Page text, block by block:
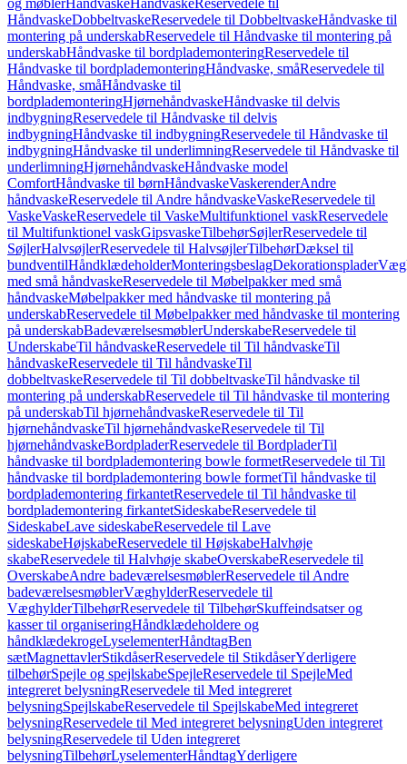
og møblerHåndvaskeHåndvaskeReservedele til
HåndvaskeDobbeltvaskeReservedele til DobbeltvaskeHåndvaske til
montering på underskabReservedele til Håndvaske til montering på
underskabHåndvaske til bordplademonteringReservedele til
Håndvaske til bordplademonteringHåndvaske, småReservedele til
Håndvaske, småHåndvaske til
bordplademonteringHjørnehåndvaskeHåndvaske til delvis
indbygningReservedele til Håndvaske til delvis
indbygningHåndvaske til indbygningReservedele til Håndvaske til
indbygningHåndvaske til underlimningReservedele til Håndvaske til
underlimningHjørnehåndvaskeHåndvaske model
ComfortHåndvaske til børnHåndvaskeVaskerenderAndre
håndvaskeReservedele til Andre håndvaskeVaskeReservedele til
VaskeVaskeReservedele til VaskeMultifunktionel vaskReservedele
til Multifunktionel vaskGipsvaskeTilbehørSøjlerReservedele til
SøjlerHalvsøjlerReservedele til HalvsøjlerTilbehørDæksel til
bundventilHåndklædeholderMonteringsbeslagDekorationsplader
med små håndvaskeReservedele til Møbelpakker med små
håndvaskeMøbelpakker med håndvaske til montering på
underskabReservedele til Møbelpakker med håndvaske til montering
på underskabBadeværelsesmøblerUnderskabeReservedele til
UnderskabeTil håndvaskeReservedele til Til håndvaskeTil
håndvaskeReservedele til Til håndvaskeTil
dobbeltvaskeReservedele til Til dobbeltvaskeTil håndvaske til
montering på underskabReservedele til Til håndvaske til montering
på underskabTil hjørnehåndvaskeReservedele til Til
hjørnehåndvaskeTil hjørnehåndvaskeReservedele til Til
hjørnehåndvaskeBordpladerReservedele til BordpladerTil
håndvaske til bordplademontering bowle formetReservedele til Til
håndvaske til bordplademontering bowle formetTil håndvaske til
bordplademontering firkantetReservedele til Til håndvaske til
bordplademontering firkantetSideskabeReservedele til
SideskabeLave sideskabeReservedele til Lave
sideskabeHøjskabeReservedele til HøjskabeHalvhøje
skabeReservedele til Halvhøje skabeOverskabeReservedele til
OverskabeAndre badeværelsesmøblerReservedele til Andre
badeværelsesmøblerVæghylderReservedele til
VæghylderTilbehørReservedele til TilbehørSkuffeindsatser og
kasser til organiseringHåndklædeholdere og
håndklædekrogeLyselementerHåndtagBen
sætMagnettavlerStikdåserReservedele til StikdåserYderligere
tilbehørSpejle og spejlskabeSpejleReservedele til SpejleMed
integreret belysningReservedele til Med integreret
belysningSpejlskabeReservedele til SpejlskabeMed integreret
belysningReservedele til Med integreret belysningUden integreret
belysningReservedele til Uden integreret
belysningTilbehørLyselementerHåndtagYderligere